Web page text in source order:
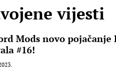
vijesti
Mods novo pojačanje
#16!